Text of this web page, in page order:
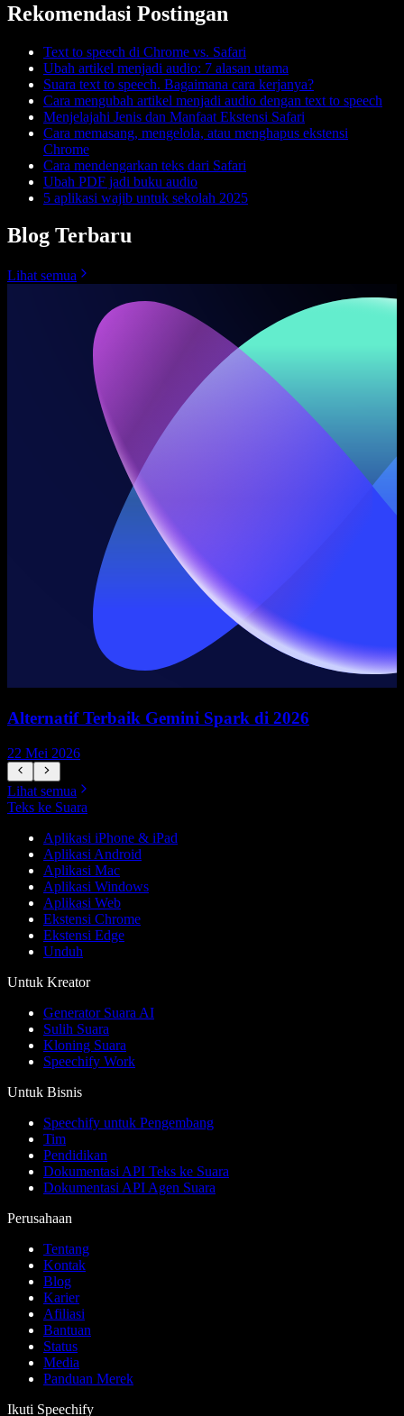
Rekomendasi Postingan
Text to speech di Chrome vs. Safari
Ubah artikel menjadi audio: 7 alasan utama
Suara text to speech. Bagaimana cara kerjanya?
Cara mengubah artikel menjadi audio dengan text to speech
Menjelajahi Jenis dan Manfaat Ekstensi Safari
Cara memasang, mengelola, atau menghapus ekstensi
Chrome
Cara mendengarkan teks dari Safari
Ubah PDF jadi buku audio
5 aplikasi wajib untuk sekolah 2025
Blog Terbaru
Lihat semua
Alternatif Terbaik Gemini Spark di 2026
22 Mei 2026
Lihat semua
Teks ke Suara
Aplikasi iPhone & iPad
Aplikasi Android
Aplikasi Mac
Aplikasi Windows
Aplikasi Web
Ekstensi Chrome
Ekstensi Edge
Unduh
Untuk Kreator
Generator Suara AI
Sulih Suara
Kloning Suara
Speechify Work
Untuk Bisnis
Speechify untuk Pengembang
Tim
Pendidikan
Dokumentasi API Teks ke Suara
Dokumentasi API Agen Suara
Perusahaan
Tentang
Kontak
Blog
Karier
Afiliasi
Bantuan
Status
Media
Panduan Merek
Ikuti Speechify